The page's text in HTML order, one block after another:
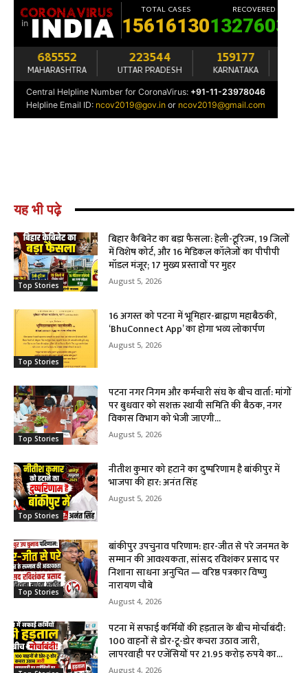
यह भी पढ़े
Top Stories
बिहार कैबिनेट का बड़ा फैसला: हेली-टूरिज्म, 19 जिलों
में विशेष कोर्ट, और 16 मेडिकल कॉलेजों का पीपीपी
मॉडल मंजूर; 17 मुख्य प्रस्तावों पर मुहर
August 5, 2026
Top Stories
16 अगस्त को पटना में भूमिहार-ब्राह्मण महाबैठकी,
‘BhuConnect App’ का होगा भव्य लोकार्पण
August 5, 2026
Top Stories
पटना नगर निगम और कर्मचारी संघ के बीच वार्ता: मांगों
पर बुधवार को सशक्त स्थायी समिति की बैठक, नगर
विकास विभाग को भेजी जाएगी...
August 5, 2026
Top Stories
नीतीश कुमार को हटाने का दुष्परिणाम है बांकीपुर में
भाजपा की हार: अनंत सिंह
August 5, 2026
Top Stories
बांकीपुर उपचुनाव परिणाम: हार-जीत से परे जनमत के
सम्मान की आवश्यकता, सांसद रविशंकर प्रसाद पर
निशाना साधना अनुचित — वरिष्ठ पत्रकार विष्णु
नारायण चौबे
August 4, 2026
पटना में सफाई कर्मियों की हड़ताल के बीच मोर्चाबंदी:
100 वाहनों से डोर-टू-डोर कचरा उठाव जारी,
लापरवाही पर एजेंसियों पर 21.95 करोड़ रुपये का...
August 4, 2026